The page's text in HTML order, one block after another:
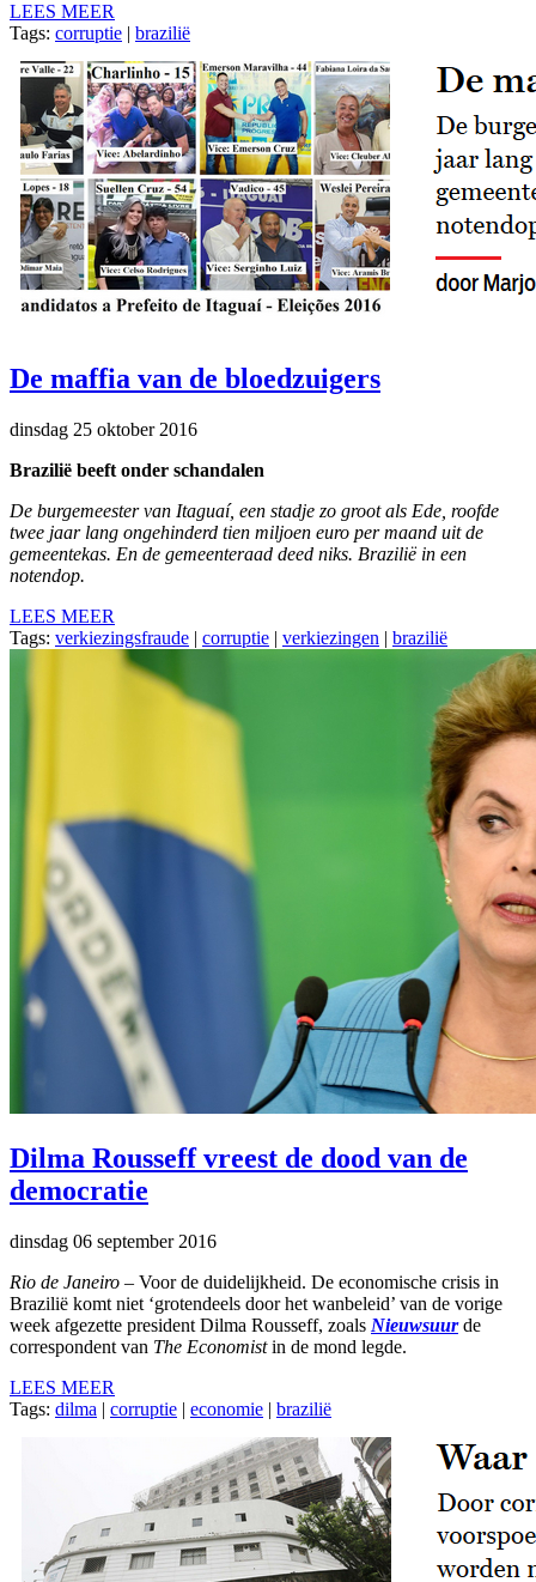
LEES MEER
Tags: corruptie | brazilië
De maffia van de bloedzuigers
dinsdag 25 oktober 2016
Brazilië beeft onder schandalen
De burgemeester van Itaguaí, een stadje zo groot als Ede, roofde
twee jaar lang ongehinderd tien miljoen euro per maand uit de
gemeentekas. En de gemeenteraad deed niks. Brazilië in een
notendop.
LEES MEER
Tags: verkiezingsfraude | corruptie | verkiezingen | brazilië
Dilma Rousseff vreest de dood van de
democratie
dinsdag 06 september 2016
Rio de Janeiro – Voor de duidelijkheid. De economische crisis in
Brazilië komt niet ‘grotendeels door het wanbeleid’ van de vorige
week afgezette president Dilma Rousseff, zoals Nieuwsuurde
correspondent van The Economistin de mond legde.
LEES MEER
Tags: dilma | corruptie | economie | brazilië